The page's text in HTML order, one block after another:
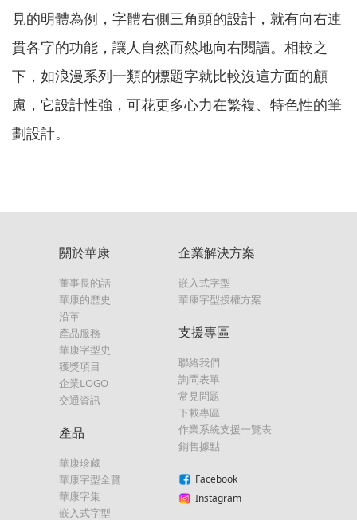
見的明體為例，字體右側三角頭的設計，就有向右連
貫各字的功能，讓人自然而然地向右閱讀。相較之
下，如浪漫系列一類的標題字就比較沒這方面的顧
慮，它設計性強，可花更多心力在繁複、特色性的筆
劃設計。
關於華康
董事長的話
華康的歷史
沿革
產品服務
華康字型史
獲獎項目
企業LOGO
交通資訊
產品
華康珍藏
華康字型全覽
華康字集
嵌入式字型
企業解決方案
嵌入式字型
華康字型授權方案
支援專區
聯絡我們
詢問表單
常見問題
下載專區
作業系統支援一覽表
銷售據點
Facebook
Instagram